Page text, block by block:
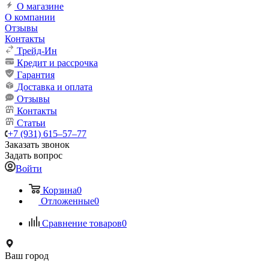
О магазине
О компании
Отзывы
Контакты
Трейд-Ин
Кредит и рассрочка
Гарантия
Доставка и оплата
Отзывы
Контакты
Статьи
+7 (931) 615‒57‒77
Заказать звонок
Задать вопрос
Войти
Корзина0
Отложенные0
Сравнение товаров0
Ваш город